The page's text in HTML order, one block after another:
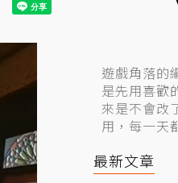
遊戲角落的
是先用喜歡
來是不會改
用，每一天
最新文章